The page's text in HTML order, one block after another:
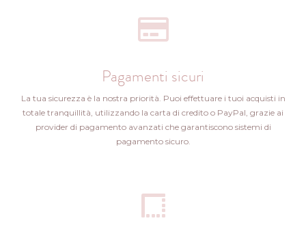
Pagamenti sicuri
La tua sicurezza è la nostra priorità. Puoi effettuare i tuoi acquisti in
totale tranquillità, utilizzando la carta di credito o PayPal, grazie ai
provider di pagamento avanzati che garantiscono sistemi di
pagamento sicuro.